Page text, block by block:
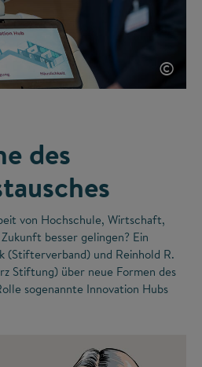
©
des
von Hochschule, Wirtschaft,
besser gelingen? Ein
(Stifterverband) und Reinhold R.
Stiftung) über neue Formen des
sogenannte Innovation Hubs